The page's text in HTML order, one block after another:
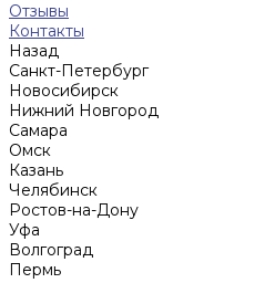
Отзывы
Контакты
Назад
Санкт-Петербург
Новосибирск
Нижний Новгород
Cамара
Омск
Казань
Челябинск
Ростов-на-Дону
Уфа
Волгоград
Пермь